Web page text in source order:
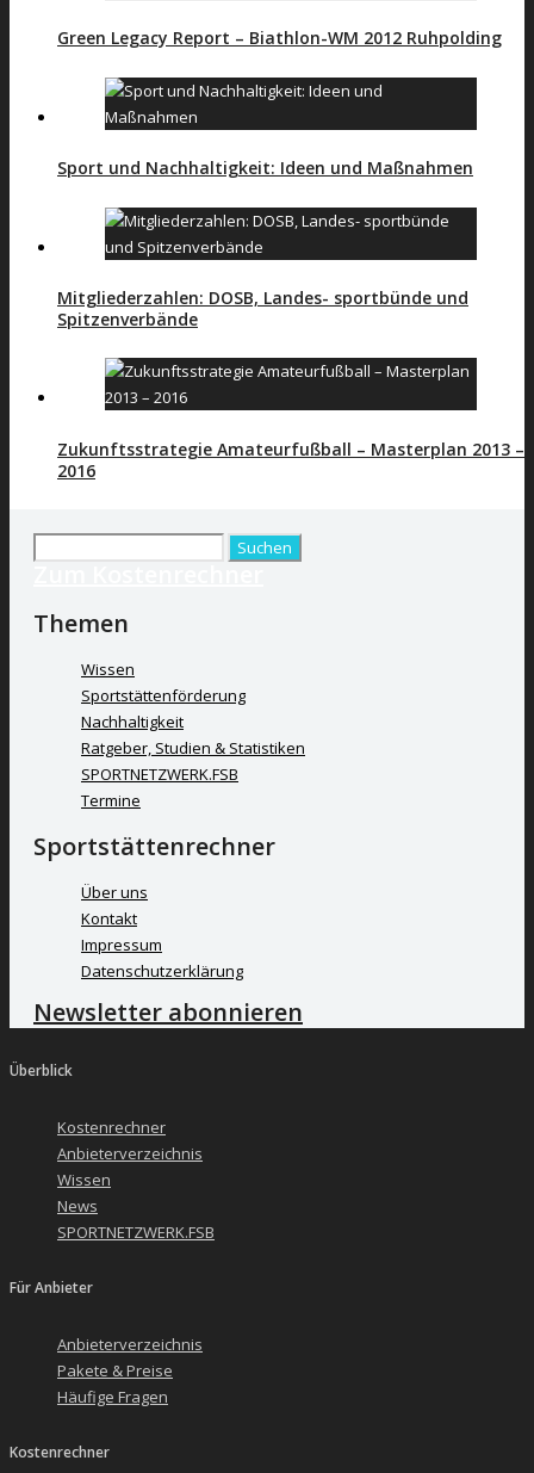
Green Legacy Report – Biathlon-WM 2012 Ruhpolding
Sport und Nachhaltigkeit: Ideen und Maßnahmen
Mitgliederzahlen: DOSB, Landes- sportbünde und
Spitzenverbände
Zukunftsstrategie Amateurfußball – Masterplan 2013 –
2016
Themen
Wissen
Sportstättenförderung
Nachhaltigkeit
Ratgeber, Studien & Statistiken
SPORTNETZWERK.FSB
Termine
Sportstättenrechner
Über uns
Kontakt
Impressum
Datenschutzerklärung
Newsletter abonnieren
Überblick
Kostenrechner
Anbieterverzeichnis
Wissen
News
SPORTNETZWERK.FSB
Für Anbieter
Anbieterverzeichnis
Pakete & Preise
Häufige Fragen
Kostenrechner